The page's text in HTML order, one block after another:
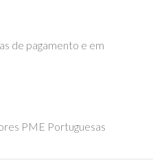
de pagamento e em
PME Portuguesas